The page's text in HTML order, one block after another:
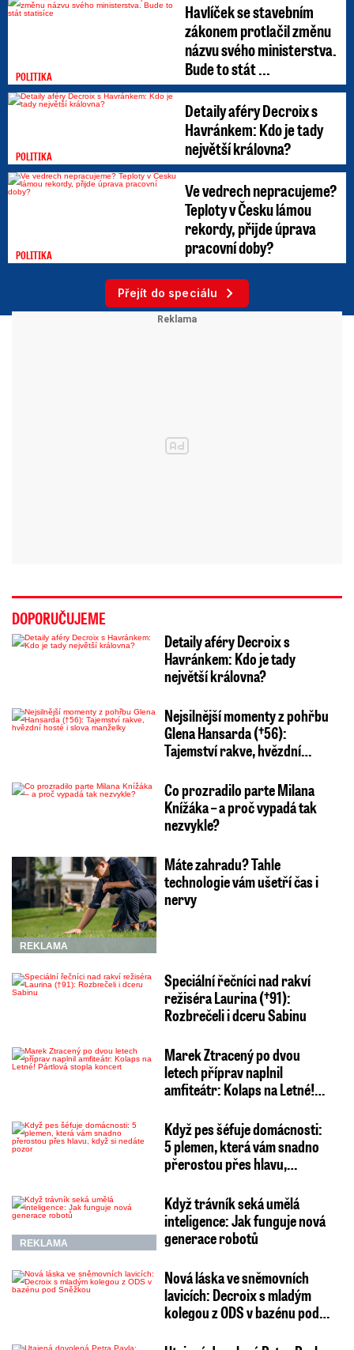
POLITIKA
Havlíček se stavebním
zákonem protlačil změnu
názvu svého ministerstva.
Bude to stát ...
POLITIKA
Detaily aféry Decroix s
Havránkem: Kdo je tady
největší královna?
POLITIKA
Ve vedrech nepracujeme?
Teploty v Česku lámou
rekordy, přijde úprava
pracovní doby?
Přejít do speciálu
DOPORUČUJEME
Detaily aféry Decroix s
Havránkem: Kdo je tady
největší královna?
Nejsilnější momenty z pohřbu
Glena Hansarda (†56):
Tajemství rakve, hvězdní…
Co prozradilo parte Milana
Knížáka – a proč vypadá tak
nezvykle?
REKLAMA
Máte zahradu? Tahle
technologie vám ušetří čas i
nervy
Speciální řečníci nad rakví
režiséra Laurina (†91):
Rozbrečeli i dceru Sabinu
Marek Ztracený po dvou
letech příprav naplnil
amfiteátr: Kolaps na Letné!…
Když pes šéfuje domácnosti:
5 plemen, která vám snadno
přerostou přes hlavu,…
REKLAMA
Když trávník seká umělá
inteligence: Jak funguje nová
generace robotů
Nová láska ve sněmovních
lavicích: Decroix s mladým
kolegou z ODS v bazénu pod…